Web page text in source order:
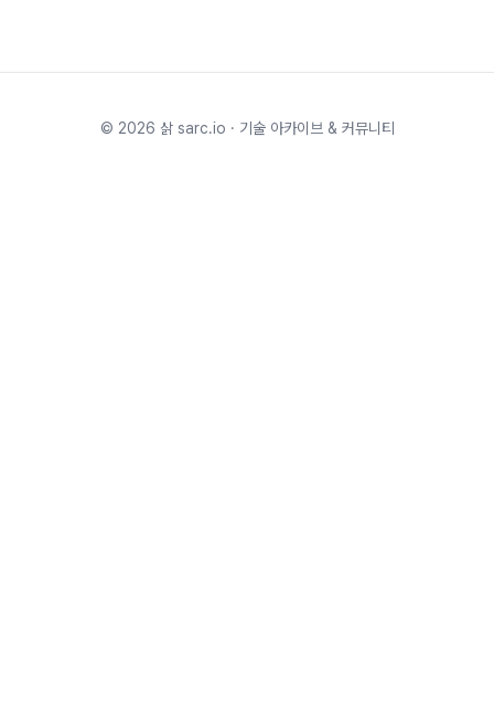
© 2026 삵 sarc.io · 기술 아카이브 & 커뮤니티